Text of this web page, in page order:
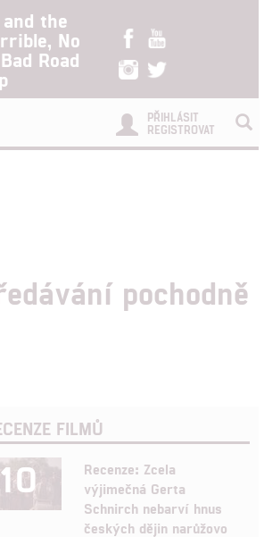
the
No
Road
PŘIHLÁSIT
REGISTROVAT
pochodně
FILMŮ
10
Recenze: Zcela
výjimečná Gerta
Schnirch nebarví hnus
českých dějin narůžovo